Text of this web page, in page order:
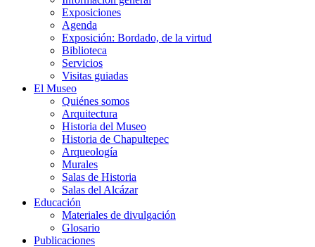
Exposiciones
Agenda
Exposición: Bordado, de la virtud
Biblioteca
Servicios
Visitas guiadas
El Museo
Quiénes somos
Arquitectura
Historia del Museo
Historia de Chapultepec
Arqueología
Murales
Salas de Historia
Salas del Alcázar
Educación
Materiales de divulgación
Glosario
Publicaciones